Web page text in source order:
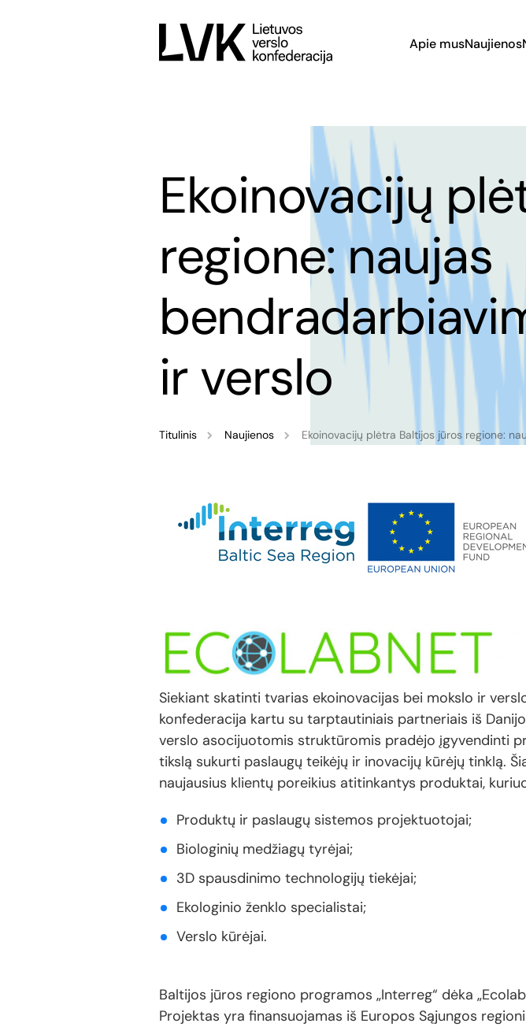
Apie musNaujienos
Ekoinovacijų
regione: naujas
ir verslo
Titulinis Naujienos Ekoinovacijų plėtra Baltijos jūros regione:
Siekiant skatinti tvarias ekoinovacijas bei mokslo ir
konfederacija kartu su tarptautiniais partneriais iš
verslo asocijuotomis struktūromis pradėjo įgyvendinti
tikslą sukurti paslaugų teikėjų ir inovacijų kūrėjų tinklą.
naujausius klientų poreikius atitinkantys produktai,
Produktų ir paslaugų sistemos projektuotojai;
Biologinių medžiagų tyrėjai;
3D spausdinimo technologijų tiekėjai;
Ekologinio ženklo specialistai;
Verslo kūrėjai.
Baltijos jūros regiono programos „Interreg“ dėka
Projektas yra finansuojamas iš Europos Sąjungos